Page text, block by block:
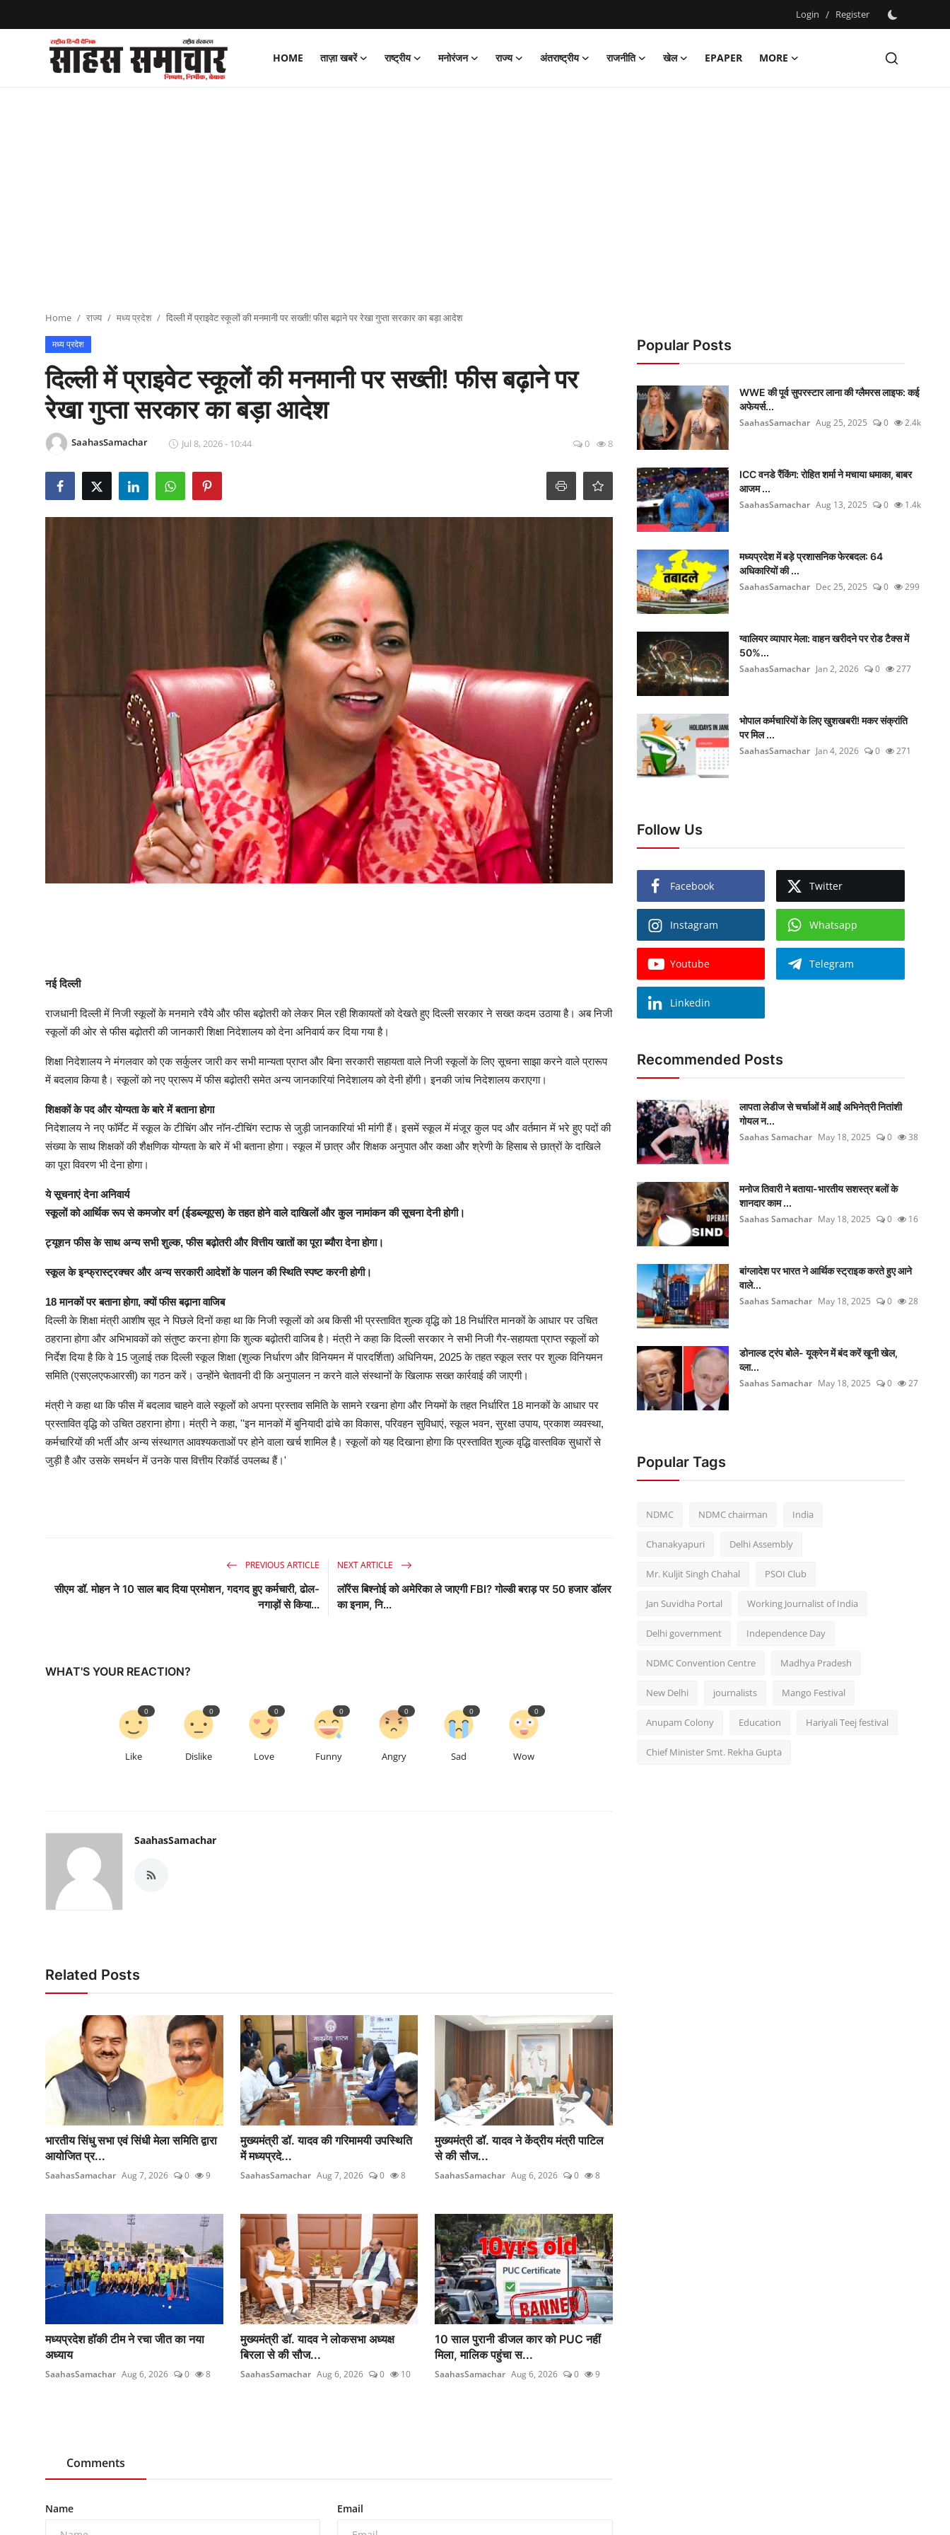
Login / Register
HOME ताज़ा खबरें राष्ट्रीय मनोरंजन राज्य अंतराष्ट्रीय राजनीति खेल EPAPER
MORE
Register
Epaper
Home राज्य मध्य प्रदेश दिल्ली में प्राइवेट स्कूलों की मनमानी पर सख्ती! फीस बढ़ाने पर रेखा गुप्ता सरकार का बड़ा आदेश
मध्य प्रदेश
दिल्ली में प्राइवेट स्कूलों की मनमानी पर सख्ती! फीस बढ़ाने पर
रेखा गुप्ता सरकार का बड़ा आदेश
SaahasSamachar Jul 8, 2026 - 10:44 0 8
नई दिल्ली
राजधानी दिल्ली में निजी स्कूलों के मनमाने रवैये और फीस बढ़ोतरी को लेकर मिल रही शिकायतों को देखते हुए दिल्ली सरकार ने सख्त कदम उठाया है। अब निजी
स्कूलों की ओर से फीस बढ़ोतरी की जानकारी शिक्षा निदेशालय को देना अनिवार्य कर दिया गया है।
शिक्षा निदेशालय ने मंगलवार को एक सर्कुलर जारी कर सभी मान्यता प्राप्त और बिना सरकारी सहायता वाले निजी स्कूलों के लिए सूचना साझा करने वाले प्रारूप
में बदलाव किया है। स्कूलों को नए प्रारूप में फीस बढ़ोतरी समेत अन्य जानकारियां निदेशालय को देनी होंगी। इनकी जांच निदेशालय कराएगा।
शिक्षकों के पद और योग्यता के बारे में बताना होगा
निदेशालय ने नए फॉर्मेट में स्कूल के टीचिंग और नॉन-टीचिंग स्टाफ से जुड़ी जानकारियां भी मांगी हैं। इसमें स्कूल में मंजूर कुल पद और वर्तमान में भरे हुए पदों की
संख्या के साथ शिक्षकों की शैक्षणिक योग्यता के बारे में भी बताना होगा। स्कूल में छात्र और शिक्षक अनुपात और कक्षा और श्रेणी के हिसाब से छात्रों के दाखिले
का पूरा विवरण भी देना होगा।
ये सूचनाएं देना अनिवार्य
स्कूलों को आर्थिक रूप से कमजोर वर्ग (ईडब्ल्यूएस) के तहत होने वाले दाखिलों और कुल नामांकन की सूचना देनी होगी।
ट्यूशन फीस के साथ अन्य सभी शुल्क, फीस बढ़ोतरी और वित्तीय खातों का पूरा ब्यौरा देना होगा।
स्कूल के इन्फ्रास्ट्रक्चर और अन्य सरकारी आदेशों के पालन की स्थिति स्पष्ट करनी होगी।
18 मानकों पर बताना होगा, क्यों फीस बढ़ाना वाजिब
दिल्ली के शिक्षा मंत्री आशीष सूद ने पिछले दिनों कहा था कि निजी स्कूलों को अब किसी भी प्रस्तावित शुल्क वृद्धि को 18 निर्धारित मानकों के आधार पर उचित
ठहराना होगा और अभिभावकों को संतुष्ट करना होगा कि शुल्क बढ़ोतरी वाजिब है। मंत्री ने कहा कि दिल्ली सरकार ने सभी निजी गैर-सहायता प्राप्त स्कूलों को
निर्देश दिया है कि वे 15 जुलाई तक दिल्ली स्कूल शिक्षा (शुल्क निर्धारण और विनियमन में पारदर्शिता) अधिनियम, 2025 के तहत स्कूल स्तर पर शुल्क विनियमन
समिति (एसएलएफआरसी) का गठन करें। उन्होंने चेतावनी दी कि अनुपालन न करने वाले संस्थानों के खिलाफ सख्त कार्रवाई की जाएगी।
मंत्री ने कहा था कि फीस में बदलाव चाहने वाले स्कूलों को अपना प्रस्ताव समिति के सामने रखना होगा और नियमों के तहत निर्धारित 18 मानकों के आधार पर
प्रस्तावित वृद्धि को उचित ठहराना होगा। मंत्री ने कहा, ''इन मानकों में बुनियादी ढांचे का विकास, परिवहन सुविधाएं, स्कूल भवन, सुरक्षा उपाय, प्रकाश व्यवस्था,
कर्मचारियों की भर्ती और अन्य संस्थागत आवश्यकताओं पर होने वाला खर्च शामिल है। स्कूलों को यह दिखाना होगा कि प्रस्तावित शुल्क वृद्धि वास्तविक सुधारों से
जुड़ी है और उसके समर्थन में उनके पास वित्तीय रिकॉर्ड उपलब्ध हैं।'
PREVIOUS ARTICLE
सीएम डॉ. मोहन ने 10 साल बाद दिया प्रमोशन, गदगद हुए कर्मचारी, ढोल-
नगाड़ों से किया...
NEXT ARTICLE
लॉरेंस बिश्नोई को अमेरिका ले जाएगी FBI? गोल्डी बराड़ पर 50 हजार डॉलर
का इनाम, नि...
WHAT'S YOUR REACTION?
Like
0
Dislike
0
Love
0
Funny
0
Angry
0
Sad
0
Wow
0
SaahasSamachar
Related Posts
भारतीय सिंधु सभा एवं सिंधी मेला समिति द्वारा
आयोजित प्र...
SaahasSamachar Aug 7, 2026 0 9
मुख्यमंत्री डॉ. यादव की गरिमामयी उपस्थिति
में मध्यप्रदे...
SaahasSamachar Aug 7, 2026 0 8
मुख्यमंत्री डॉ. यादव ने केंद्रीय मंत्री पाटिल
से की सौज...
SaahasSamachar Aug 6, 2026 0 8
मध्यप्रदेश हॉकी टीम ने रचा जीत का नया
अध्याय
SaahasSamachar Aug 6, 2026 0 8
मुख्यमंत्री डॉ. यादव ने लोकसभा अध्यक्ष
बिरला से की सौज...
SaahasSamachar Aug 6, 2026 0 10
10 साल पुरानी डीजल कार को PUC नहीं
मिला, मालिक पहुंचा स...
SaahasSamachar Aug 6, 2026 0 9
Comments
Name Email
Popular Posts
WWE की पूर्व सुपरस्टार लाना की ग्लैमरस लाइफ: कई
अफेयर्स...
SaahasSamachar Aug 25, 2025 0 2.4k
ICC वनडे रैंकिंग: रोहित शर्मा ने मचाया धमाका, बाबर
आजम ...
SaahasSamachar Aug 13, 2025 0 1.4k
मध्यप्रदेश में बड़े प्रशासनिक फेरबदल: 64
अधिकारियों की ...
SaahasSamachar Dec 25, 2025 0 299
ग्वालियर व्यापार मेला: वाहन खरीदने पर रोड टैक्स में
50%...
SaahasSamachar Jan 2, 2026 0 277
भोपाल कर्मचारियों के लिए खुशखबरी! मकर संक्रांति
पर मिल ...
SaahasSamachar Jan 4, 2026 0 271
Follow Us
Facebook Twitter
Instagram Whatsapp
Youtube Telegram
Linkedin
Recommended Posts
लापता लेडीज से चर्चाओं में आईं अभिनेत्री नितांशी
गोयल न...
Saahas Samachar May 18, 2025 0 38
मनोज तिवारी ने बताया-भारतीय सशस्त्र बलों के
शानदार काम ...
Saahas Samachar May 18, 2025 0 16
बांग्लादेश पर भारत ने आर्थिक स्ट्राइक करते हुए आने
वाले...
Saahas Samachar May 18, 2025 0 28
डोनाल्ड ट्रंप बोले- यूक्रेन में बंद करें खूनी खेल,
व्ला...
Saahas Samachar May 18, 2025 0 27
Popular Tags
NDMC NDMC chairman India
Chanakyapuri Delhi Assembly
Mr. Kuljit Singh Chahal PSOI Club
Jan Suvidha Portal Working Journalist of India
Delhi government Independence Day
NDMC Convention Centre Madhya Pradesh
New Delhi journalists Mango Festival
Anupam Colony Education Hariyali Teej festival
Chief Minister Smt. Rekha Gupta